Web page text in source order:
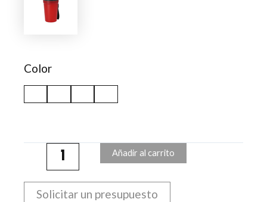
Color
Kyndo
cantidad
Añadir al carrito
Solicitar un presupuesto